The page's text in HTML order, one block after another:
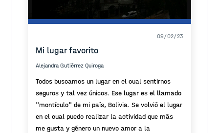
09/02/23
Mi lugar favorito
Alejandra Gutiérrez Quiroga
Todos buscamos un lugar en el cual sentirnos
seguros y tal vez únicos. Ese lugar es el llamado
"montículo" de mi país, Bolivia. Se volvió el lugar
en el cual puedo realizar la actividad que más
me gusta y género un nuevo amor a la